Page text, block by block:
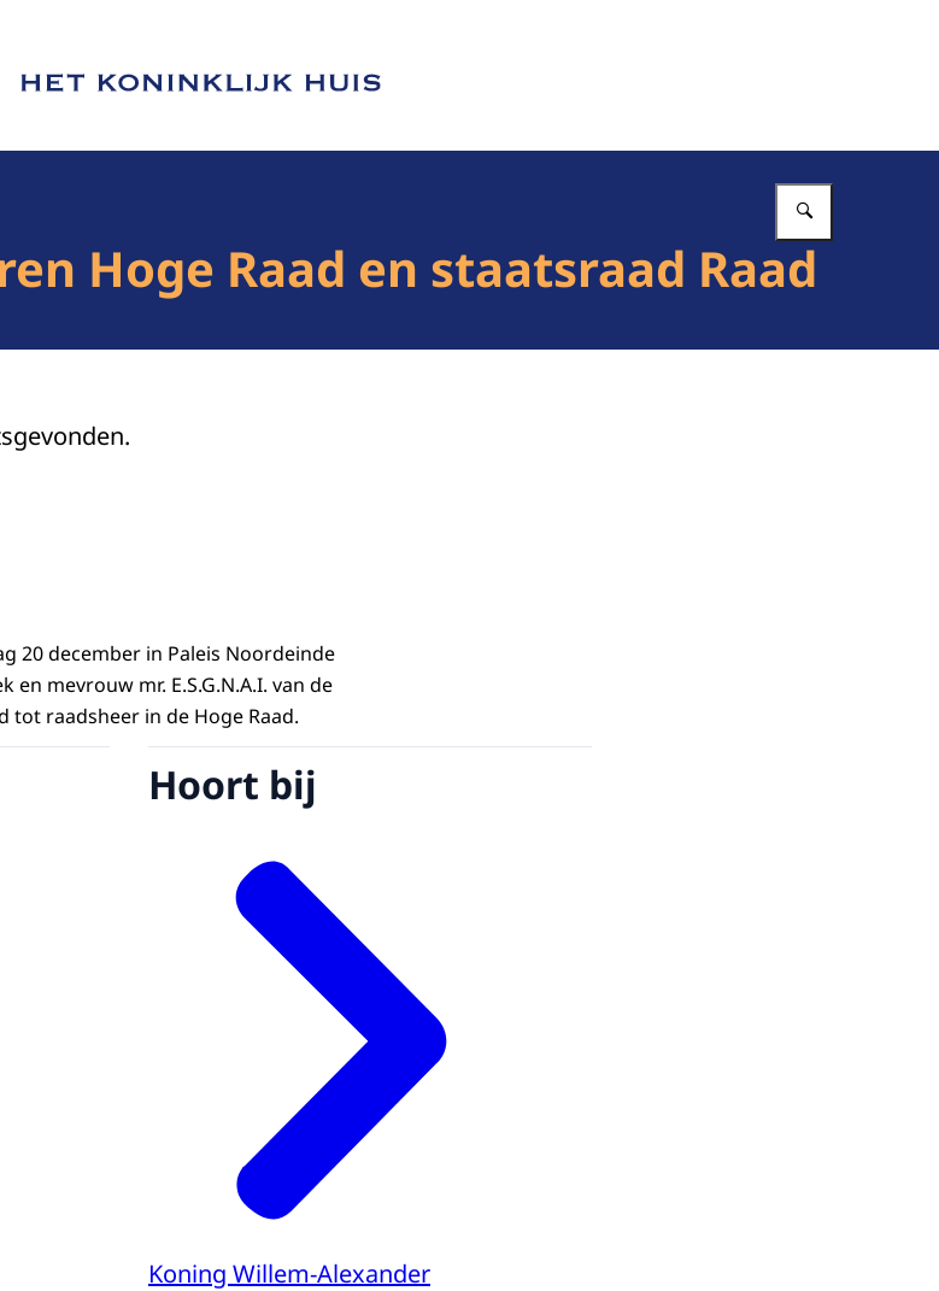
van Het Koninklijk Huis
Hoge Raad en staatsraad Raad
20 december in Paleis Noordeinde
en mevrouw mr. E.S.G.N.A.I. van de
tot raadsheer in de Hoge Raad.
Hoort bij
Koning Willem-Alexander